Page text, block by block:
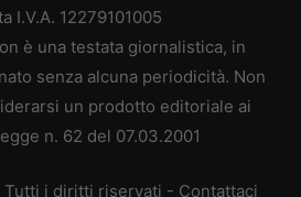
I.V.A. 12279101005
è una testata giornalistica, in
senza alcuna periodicità. Non
un prodotto editoriale ai
n. 62 del 07.03.2001
i diritti riservati - Contattaci